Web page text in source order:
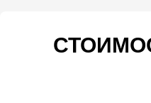
> Усыпление